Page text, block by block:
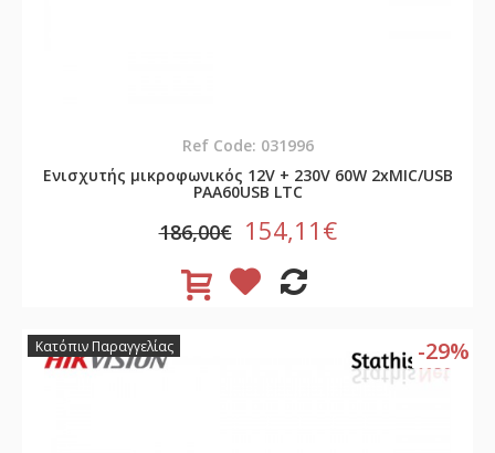
Ref Code: 031996
Ενισχυτής μικροφωνικός 12V + 230V 60W 2xMIC/USB
PAA60USB LTC
186,00€ 154,11€
-29%
Κατόπιν Παραγγελίας